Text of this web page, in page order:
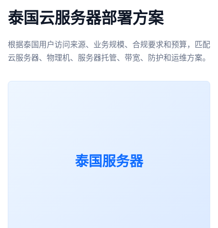
泰国云服务器部署方案
根据泰国用户访问来源、业务规模、合规要求和预算，匹配
云服务器、物理机、服务器托管、带宽、防护和运维方案。
泰国服务器